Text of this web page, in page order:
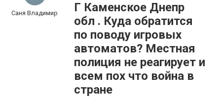
Саня Владимир
Г Каменское Днепр
обл . Куда обратится
по поводу игровых
автоматов? Местная
полиция не реагирует и
всем пох что война в
стране